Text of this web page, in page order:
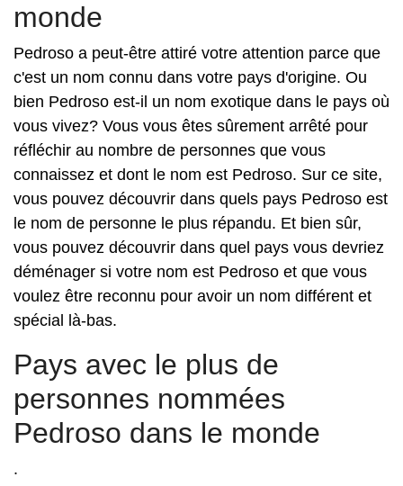
monde
Pedroso a peut-être attiré votre attention parce que
c'est un nom connu dans votre pays d'origine. Ou
bien Pedroso est-il un nom exotique dans le pays où
vous vivez? Vous vous êtes sûrement arrêté pour
réfléchir au nombre de personnes que vous
connaissez et dont le nom est Pedroso. Sur ce site,
vous pouvez découvrir dans quels pays Pedroso est
le nom de personne le plus répandu. Et bien sûr,
vous pouvez découvrir dans quel pays vous devriez
déménager si votre nom est Pedroso et que vous
voulez être reconnu pour avoir un nom différent et
spécial là-bas.
Pays avec le plus de
personnes nommées
Pedroso dans le monde
.